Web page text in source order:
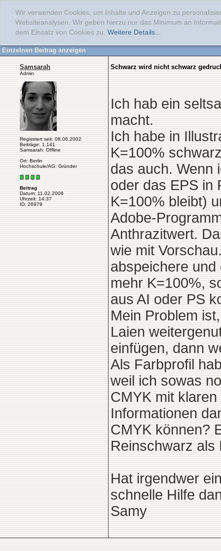
Wir verwenden Cookies, um Inhalte und Anzeigen zu
Websiteanalysen. Wir geben hierzu nur das Minimum an
dem Einsatz von Cookies zu. Weitere Details...
Einzelnen Beitrag anzeigen
Samsarah
Admin
Registriert seit: 08.06.2002
Beiträge: 1.141
Samsarah: Offline
Ort: Berlin
Hochschule/AG: Gründer
Beitrag
Datum: 11.02.2008
Uhrzeit: 14:37
ID: 26979
Schwarz wird nicht schwarz
Ich hab ein
macht.
Ich habe in
K=100%
das auch. Wenn
oder das EPS in
K=100% bleibt)
Adobe-
Anthrazitwert.
wie mit
abspeichere
mehr K=100%,
aus AI oder PS
Mein Problem
Laien
einfügen, dann
Als Farbprofil
weil ich sowas
CMYK mit
Informationen
CMYK können?
Reinschwarz als
Hat irgendwer
schnelle Hilfe
Samy